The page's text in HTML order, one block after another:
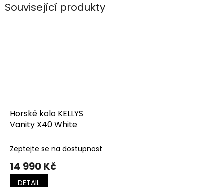
Související produkty
Horské kolo KELLYS
Vanity X40 White
Zeptejte se na dostupnost
14 990 Kč
DETAIL